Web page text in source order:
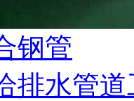
钢管
排水管道